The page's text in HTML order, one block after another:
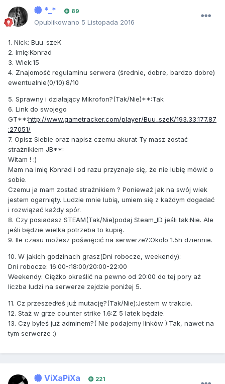
*_* 89
Opublikowano 5 Listopada 2016
1. Nick: Buu_szeK
2. Imię:Konrad
3. Wiek:15
4. Znajomość regulaminu serwera (średnie, dobre, bardzo dobre)
ewentualnie(0/10):8/10
5. Sprawny i działający Mikrofon?(Tak/Nie)**:Tak
6. Link do swojego
GT**:http://www.gametracker.com/player/Buu_szeK/193.33.177.87
:27051/
7. Opisz Siebie oraz napisz czemu akurat Ty masz zostać
strażnikiem JB**:
Witam ! :)
Mam na imię Konrad i od razu przyznaje się, że nie lubię mówić o
sobie.
Czemu ja mam zostać strażnikiem ? Ponieważ jak na swój wiek
jestem ogarnięty. Ludzie mnie lubią, umiem się z każdym dogadać
i rozwiązać każdy spór.
8. Czy posiadasz STEAM(Tak/Nie)podaj Steam_ID jeśli tak:Nie. Ale
jeśli będzie wielka potrzeba to kupię.
9. Ile czasu możesz poświęcić na serwerze?:Około 1.5h dziennie.
10. W jakich godzinach grasz(Dni robocze, weekendy):
Dni robocze: 16:00-:18:00/20:00-22:00
Weekendy: Ciężko określić na pewno od 20:00 do tej pory aż
liczba ludzi na serwerze zejdzie poniżej 5.
11. Cz przeszedłeś już mutację?(Tak/Nie):Jestem w trakcie.
12. Staż w grze counter strike 1.6:Z 5 latek będzie.
13. Czy byłeś już adminem?( Nie podajemy linków ):Tak, nawet na
tym serwerze :)
ViXaPiXa 221